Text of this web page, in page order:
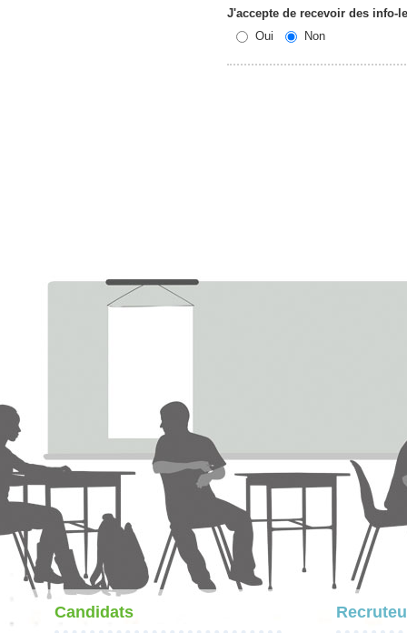
J'accepte de recevoir des info-
Oui
Non
Candidats